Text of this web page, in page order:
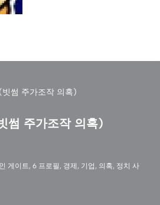
썸 주가조작 의혹)
썸 주가조작 의혹)
게이트, 6 프로필 , 경제 , 기업 , 의혹, 정치 사